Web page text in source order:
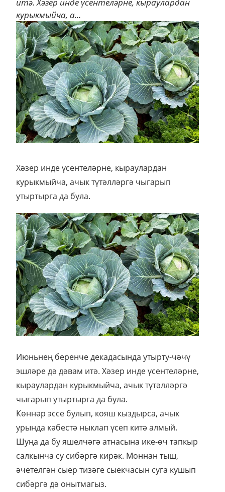
курыкмыйча, а...
Хәзер инде үсентеләрне, кыраулардан
курыкмыйча, ачык түтәлләргә чыгарып
утыртырга да була.
Июньнең беренче декадасында утырту-чәчү
эшләре дә дәвам итә. Хәзер инде үсентеләрне,
кыраулардан курыкмыйча, ачык түтәлләргә
чыгарып утыртырга да була.
Көннәр эссе булып, кояш кыздырса, ачык
урында кәбестә ныклап үсеп китә алмый.
Шуңа да бу яшелчәгә атнасына ике-өч тапкыр
салкынча су сибәргә кирәк. Моннан тыш,
әчетелгән сыер тизәге сыекчасын суга кушып
сибәргә дә онытмагыз.